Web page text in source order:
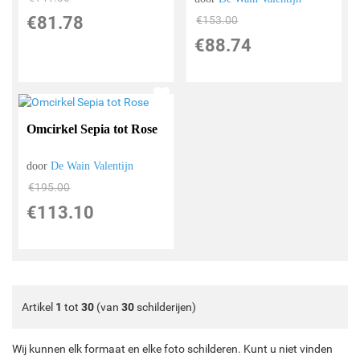
€81.78 €153.00
€88.74
Omcirkel Sepia tot Rose
doorDe Wain Valentijn
€195.00
€113.10
Artikel 1 tot 30 (van 30schilderijen)
Wij kunnen elk formaat en elke foto schilderen. Kunt u niet vinden